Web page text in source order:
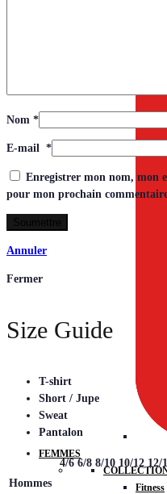
FEMMES
Fitness
Nom *
E-mail *
Enregistrer mon nom, mon
pour mon prochain
Annuler
Fermer
Size Guide
T-shirt
Short / Jupe
Sweat
Pantalon
4/6 6/8 8/10 10/12 12/
Hommes